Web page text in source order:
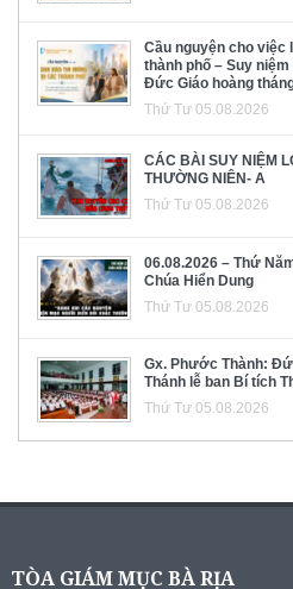
Cầu nguyện cho việc
thành phố – Suy
Đức Giáo hoàng tháng
Thứ Tư 05.08.2026
CÁC BÀI SUY NIỆM
THƯỜNG NIÊN- A
Thứ Tư 05.08.2026
06.08.2026 – Thứ
Chúa Hiển Dung
Thứ Tư 05.08.2026
Gx. Phước Thành:
Thánh lễ ban Bí tích
Thứ Tư 05.08.2026
TÒA GIÁM MỤC BÀ RỊA